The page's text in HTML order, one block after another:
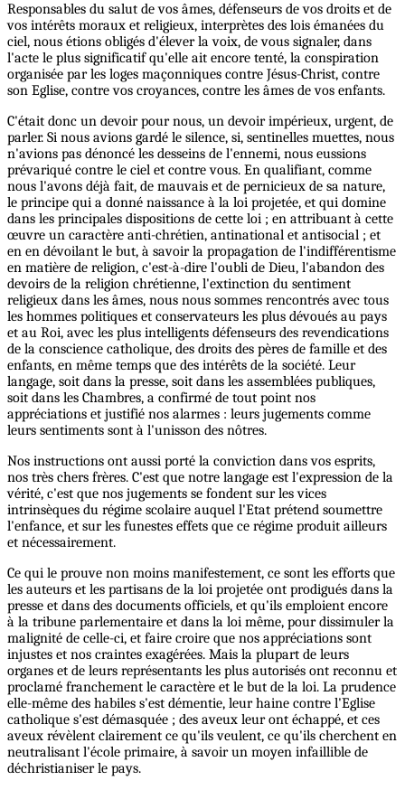
Responsables du salut de vos âmes, défenseurs de vos droits et de
vos intérêts moraux et religieux, interprètes des lois émanées du
ciel, nous étions obligés d'élever la voix, de vous signaler, dans
l'acte le plus significatif qu'elle ait encore tenté, la conspiration
organisée par les loges maçonniques contre Jésus-Christ, contre
son Eglise, contre vos croyances, contre les âmes de vos enfants.
C'était donc un devoir pour nous, un devoir impérieux, urgent, de
parler. Si nous avions gardé le silence, si, sentinelles muettes, nous
n'avions pas dénoncé les desseins de l'ennemi, nous eussions
prévariqué contre le ciel et contre vous. En qualifiant, comme
nous l'avons déjà fait, de mauvais et de pernicieux de sa nature,
le principe qui a donné naissance à la loi projetée, et qui domine
dans les principales dispositions de cette loi ; en attribuant à cette
œuvre un caractère anti-chrétien, antinational et antisocial ; et
en en dévoilant le but, à savoir la propagation de l'indifférentisme
en matière de religion, c'est-à-dire l'oubli de Dieu, l'abandon des
devoirs de la religion chrétienne, l'extinction du sentiment
religieux dans les âmes, nous nous sommes rencontrés avec tous
les hommes politiques et conservateurs les plus dévoués au pays
et au Roi, avec les plus intelligents défenseurs des revendications
de la conscience catholique, des droits des pères de famille et des
enfants, en même temps que des intérêts de la société. Leur
langage, soit dans la presse, soit dans les assemblées publiques,
soit dans les Chambres, a confirmé de tout point nos
appréciations et justifié nos alarmes : leurs jugements comme
leurs sentiments sont à l'unisson des nôtres.
Nos instructions ont aussi porté la conviction dans vos esprits,
nos très chers frères. C'est que notre langage est l'expression de la
vérité, c'est que nos jugements se fondent sur les vices
intrinsèques du régime scolaire auquel l'Etat prétend soumettre
l'enfance, et sur les funestes effets que ce régime produit ailleurs
et nécessairement.
Ce qui le prouve non moins manifestement, ce sont les efforts que
les auteurs et les partisans de la loi projetée ont prodigués dans la
presse et dans des documents officiels, et qu'ils emploient encore
à la tribune parlementaire et dans la loi même, pour dissimuler la
malignité de celle-ci, et faire croire que nos appréciations sont
injustes et nos craintes exagérées. Mais la plupart de leurs
organes et de leurs représentants les plus autorisés ont reconnu et
proclamé franchement le caractère et le but de la loi. La prudence
elle-même des habiles s'est démentie, leur haine contre l'Eglise
catholique s'est démasquée ; des aveux leur ont échappé, et ces
aveux révèlent clairement ce qu'ils veulent, ce qu'ils cherchent en
neutralisant l'école primaire, à savoir un moyen infaillible de
déchristianiser le pays.